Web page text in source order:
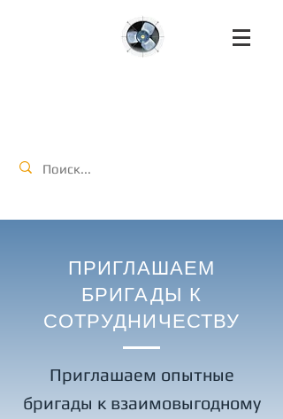
ПРИГЛАШАЕМ
БРИГАДЫ К
СОТРУДНИЧЕСТВУ
Приглашаем опытные
бригады к взаимовыгодному